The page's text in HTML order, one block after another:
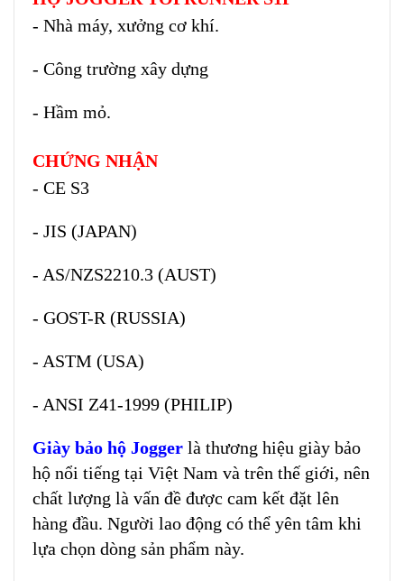
- Nhà máy, xưởng cơ khí.
- Công trường xây dựng
- Hầm mỏ.
CHỨNG NHẬN
- CE S3
- JIS (JAPAN)
- AS/NZS2210.3 (AUST)
- GOST-R (RUSSIA)
- ASTM (USA)
- ANSI Z41-1999 (PHILIP)
Giày bảo hộ Jogger là thương hiệu giày bảo
hộ nổi tiếng tại Việt Nam và trên thế giới, nên
chất lượng là vấn đề được cam kết đặt lên
hàng đầu. Người lao động có thể yên tâm khi
lựa chọn dòng sản phẩm này.